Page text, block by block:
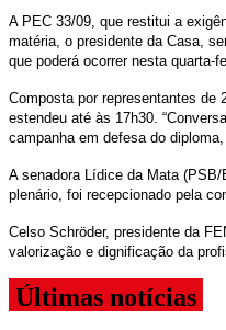
A PEC 33/09, que restitui a
matéria, o presidente da Casa,
que poderá ocorrer nesta quarta-
Composta por representantes
estendeu até às 17h30.
campanha em defesa do
A senadora Lídice da Mata
plenário, foi recepcionado pela
Celso Schröder, presidente da
valorização e dignificação da
Últimas notícias